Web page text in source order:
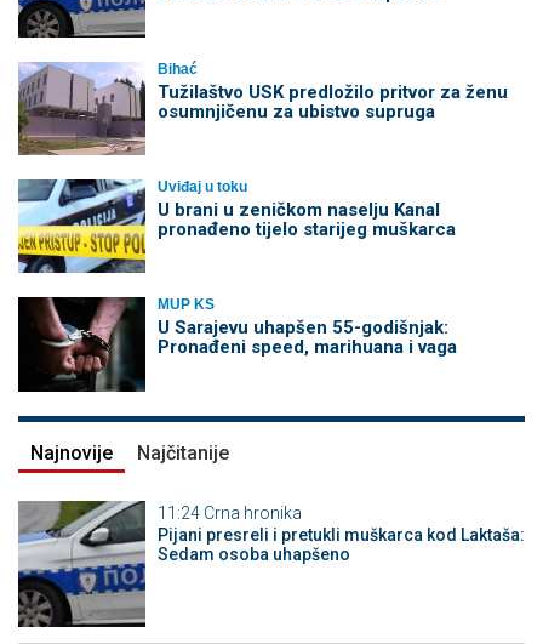
Bihać
Tužilaštvo USK predložilo pritvor za ženu
osumnjičenu za ubistvo supruga
Uviđaj u toku
U brani u zeničkom naselju Kanal
pronađeno tijelo starijeg muškarca
MUP KS
U Sarajevu uhapšen 55-godišnjak:
Pronađeni speed, marihuana i vaga
Najnovije Najčitanije
11:24 Crna hronika
Pijani presreli i pretukli muškarca kod Laktaša:
Sedam osoba uhapšeno